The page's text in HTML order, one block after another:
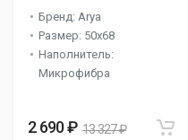
Бренд: Arya
Размер: 50x68
Наполнитель:
Микрофибра
2 690 ₽ 13 327 ₽